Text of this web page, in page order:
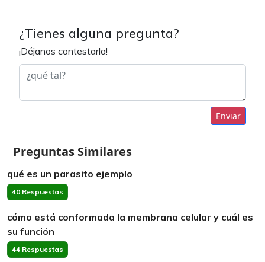
¿Tienes alguna pregunta?
¡Déjanos contestarla!
Enviar
Preguntas Similares
qué es un parasito ejemplo
40 Respuestas
cómo está conformada la membrana celular y cuál es
su función
44 Respuestas